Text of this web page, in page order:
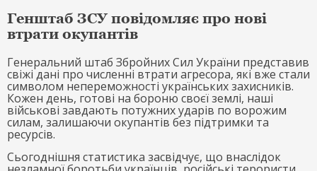
Генштаб ЗСУ повідомляє про нові
втрати окупантів
Генеральний штаб Збройних Сил України представив
свіжі дані про численні втрати агресора, які вже стали
символом непереможності українських захисників.
Кожен день, готові на бороню своєї землі, наші
військові завдають потужних ударів по ворожим
силам, залишаючи окупантів без підтримки та
ресурсів.
Сьогоднішня статистика засвідчує, що внаслідок